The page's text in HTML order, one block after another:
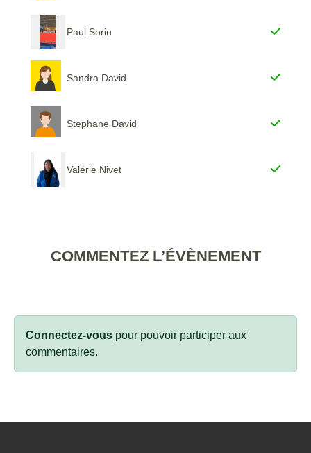
Paul Sorin
Sandra David
Stephane David
Valérie Nivet
COMMENTEZ L’ÉVÈNEMENT
Connectez-vous pour pouvoir participer aux
commentaires.